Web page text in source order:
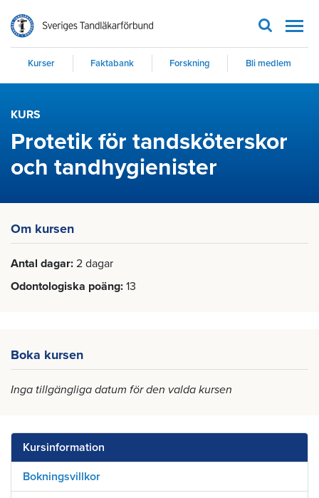
Kurser Faktabank Forskning Bli medlem
KURS
Protetik för tandsköterskor
och tandhygienister
Om kursen
Antal dagar 2 dagar
Odontologiska poäng 13
Boka kursen
Inga tillgängliga datum för den valda kursen
Kursinformation
Bokningsvillkor